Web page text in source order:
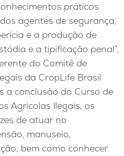
práticos
agentes de segurança,
e a produção de
e a tipificação penal”,
do Comitê de
da CropLife Brasil
a conclusão do Curso de
Agrícolas Ilegais, os
de atuar no
manuseio,
bem como conhecer